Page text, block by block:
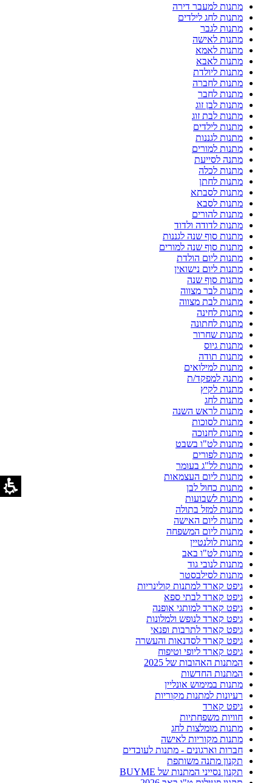
מתנות למעבר דירה
מתנות לחג לילדים
מתנות לגבר
מתנות לאישה
מתנות לאמא
מתנות לאבא
מתנות ליולדת
מתנות לחברה
מתנות לחבר
מתנות לבן זוג
מתנות לבת זוג
מתנות לילדים
מתנות לגננות
מתנות למורים
מתנה לסייעת
מתנות לכלה
מתנות לחתן
מתנות לסבתא
מתנות לסבא
מתנות להורים
מתנות לדודה ולדוד
מתנות סוף שנה לגננות
מתנות סוף שנה למורים
מתנות ליום הולדת
מתנות ליום נישואין
מתנות סוף שנה
מתנות לבר מצווה
מתנות לבת מצווה
מתנות לחינה
מתנות לחתונה
מתנות שחרור
מתנות גיוס
מתנות תודה
מתנות למילואים
מתנה למפקד/ת
מתנות לקיץ
מתנות לחג
מתנות לראש השנה
מתנות לסוכות
מתנות לחנוכה
מתנות לט"ו בשבט
מתנות לפורים
מתנות לל"ג בעומר
מתנות ליום העצמאות
מתנות כחול לבן
מתנות לשבועות
מתנות למזל בתולה
מתנות ליום האישה
מתנות ליום המשפחה
מתנות לולנטיין
מתנות לט"ו באב
מתנות לנובי גוד
מתנות לסילבסטר
גיפט קארד למתנות קולינריות
גיפט קארד לבתי ספא
גיפט קארד למותגי אופנה
גיפט קארד לנופש ולמלונות
גיפט קארד לתרבות ופנאי
גיפט קארד לסדנאות והעשרה
גיפט קארד ליופי וטיפוח
המתנות האהובות של 2025
המתנות החדשות
מתנות במימוש אונליין
רעיונות למתנות מקוריות
גיפט קארד
חוויות משפחתיות
מתנות מומלצות לחג
מתנות מקוריות לאישה
חברות וארגונים - מתנות לעובדים
תקנון מתנה משותפת
תקנון נסייני המתנות של BUYME